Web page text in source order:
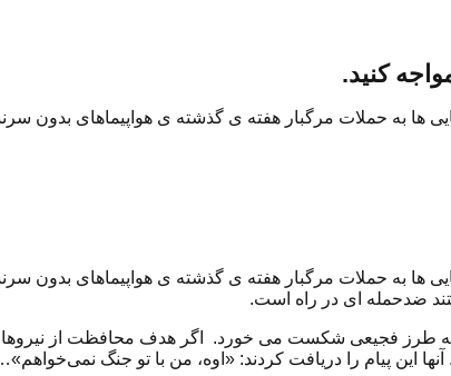
کنید.
ها به حملات مرگبار هفته ی گذشته ی هواپیماهای بدون
ها به حملات مرگبار هفته ی گذشته ی هواپیماهای بدون
ضدحمله ای در راه است.
به طرز فجیعی شکست می خورد. اگر هدف محافظت از
این پیام را دریافت کردند: «اوه، من با تو جنگ